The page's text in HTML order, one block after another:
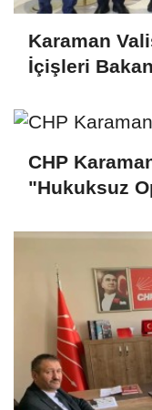
Karaman
İçişleri
CHP
"Hukuksuz